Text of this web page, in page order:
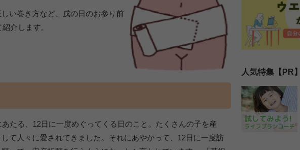
い巻き方など、戌の日のお参り前
介します。
たる、12日に一度めぐってくる日のこと。たくさんの子を産
て人々に愛されてきました。それにあやかって、12日に一度訪
人気特集【PR】